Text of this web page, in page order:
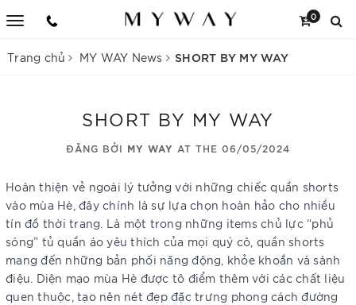
0
Trang chủ MY WAY News SHORT BY MY WAY
SHORT BY MY WAY
ĐĂNG BỞI MY WAY AT THE 06/05/2024
Hoàn thiện vẻ ngoài lý tưởng với những chiếc quần shorts
vào mùa Hè, đây chính là sự lựa chọn hoàn hảo cho nhiều
tín đồ thời trang. Là một trong những items chủ lực “phủ
sóng” tủ quần áo yêu thích của mọi quý cô, quần shorts
mang đến những bản phối năng động, khỏe khoắn và sành
điệu. Diện mạo mùa Hè được tô điểm thêm với các chất liệu
quen thuộc, tạo nên nét đẹp đặc trưng phong cách đường